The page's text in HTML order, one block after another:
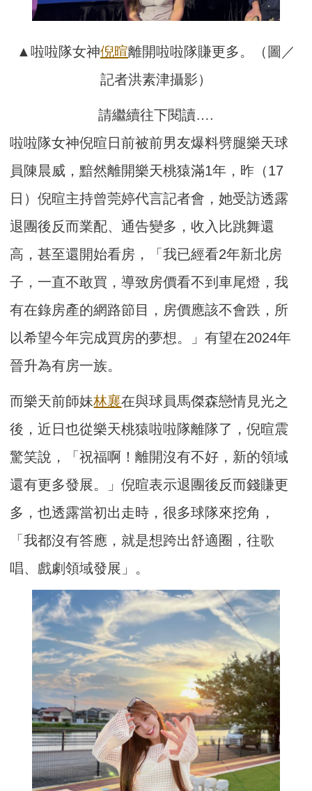
▲啦啦隊女神倪暄離開啦啦隊賺更多。（圖／
記者洪素津攝影）
請繼續往下閱讀….
啦啦隊女神倪暄日前被前男友爆料劈腿樂天球
員陳晨威，黯然離開樂天桃猿滿1年，昨（17
日）倪暄主持曾莞婷代言記者會，她受訪透露
退團後反而業配、通告變多，收入比跳舞還
高，甚至還開始看房，「我已經看2年新北房
子，一直不敢買，導致房價看不到車尾燈，我
有在錄房產的網路節目，房價應該不會跌，所
以希望今年完成買房的夢想。」有望在2024年
晉升為有房一族。
而樂天前師妹林襄在與球員馬傑森戀情見光之
後，近日也從樂天桃猿啦啦隊離隊了，倪暄震
驚笑說，「祝福啊！離開沒有不好，新的領域
還有更多發展。」倪暄表示退團後反而錢賺更
多，也透露當初出走時，很多球隊來挖角，
「我都沒有答應，就是想跨出舒適圈，往歌
唱、戲劇領域發展」。